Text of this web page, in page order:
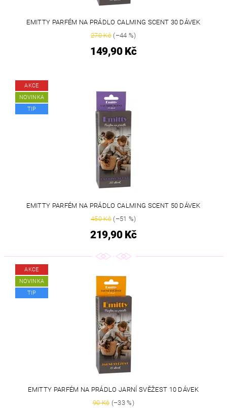
EMITTY PARFÉM NA PRÁDLO CALMING SCENT 30 DÁVEK
270 Kč(–44 %)
149,90 Kč
AKCE
NOVINKA
TIP
EMITTY PARFÉM NA PRÁDLO CALMING SCENT 50 DÁVEK
450 Kč(–51 %)
219,90 Kč
AKCE
NOVINKA
TIP
EMITTY PARFÉM NA PRÁDLO JARNÍ SVĚŽEST 10 DÁVEK
90 Kč(–33 %)